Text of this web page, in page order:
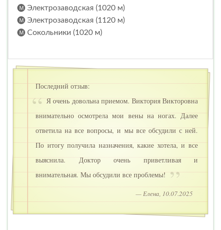
Электрозаводская (1020 м)
Электрозаводская (1120 м)
Сокольники (1020 м)
Последний отзыв:
Я очень довольна приемом. Виктория Викторовна
внимательно осмотрела мои вены на ногах. Далее
ответила на все вопросы, и мы все обсудили с ней.
По итогу получила назначения, какие хотела, и все
выяснила. Доктор очень приветливая и
внимательная. Мы обсудили все проблемы!
— Елена, 10.07.2025